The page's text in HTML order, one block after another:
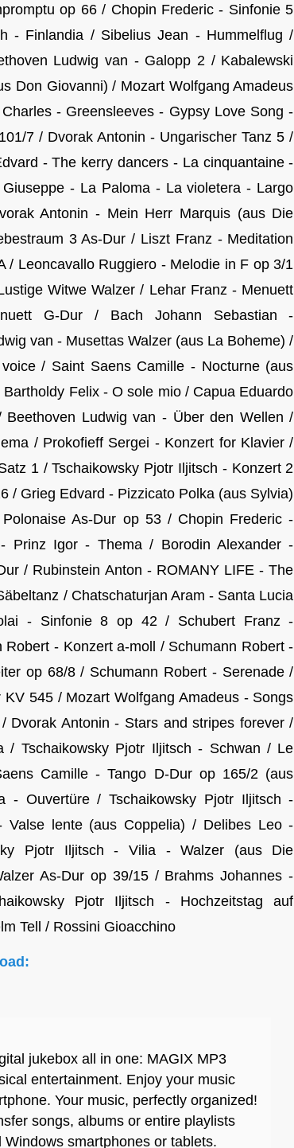
op 66 / Chopin Frederic - Sinfonie 5
- Finlandia / Sibelius Jean - Hummelflug /
Ludwig van - Galopp 2 / Kabalewski
Don Giovanni) / Mozart Wolfgang Amadeus
- Greensleeves - Gypsy Love Song -
7 / Dvorak Antonin - Ungarischer Tanz 5 /
- The kerry dancers - La cinquantaine -
- La Paloma - La violetera - Largo
Antonin - Mein Herr Marquis (aus Die
3 As-Dur / Liszt Franz - Meditation
/ Leoncavallo Ruggiero - Melodie in F op 3/1
Witwe Walzer / Lehar Franz - Menuett
G-Dur / Bach Johann Sebastian -
van - Musettas Walzer (aus La Boheme) /
/ Saint Saens Camille - Nocturne (aus
Felix - O sole mio / Capua Eduardo
Ludwig van - Über den Wellen /
/ Prokofieff Sergei - Konzert for Klavier /
1 / Tschaikowsky Pjotr Iljitsch - Konzert 2
/ Grieg Edvard - Pizzicato Polka (aus Sylvia)
As-Dur op 53 / Chopin Frederic -
Prinz Igor - Thema / Borodin Alexander -
/ Rubinstein Anton - ROMANY LIFE - The
/ Chatschaturjan Aram - Santa Lucia
- Sinfonie 8 op 42 / Schubert Franz -
- Konzert a-moll / Schumann Robert -
op 68/8 / Schumann Robert - Serenade /
545 / Mozart Wolfgang Amadeus - Songs
Dvorak Antonin - Stars and stripes forever /
/ Tschaikowsky Pjotr Iljitsch - Schwan / Le
Camille - Tango D-Dur op 165/2 (aus
Ouvertüre / Tschaikowsky Pjotr Iljitsch -
Valse lente (aus Coppelia) / Delibes Leo -
Pjotr Iljitsch - Vilia - Walzer (aus Die
As-Dur op 39/15 / Brahms Johannes -
Pjotr Iljitsch - Hochzeitstag auf
Tell / Rossini Gioacchino
jukebox all in one: MAGIX MP3
entertainment. Enjoy your music
Your music, perfectly organized!
songs, albums or entire playlists
smartphones or tablets.